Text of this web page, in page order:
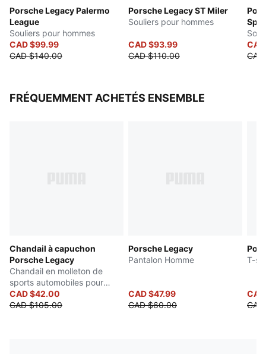
Porsche Legacy Palermo
League
Souliers pour hommes
CAD $99.99
CAD $140.00
Porsche Legacy ST Miler
Souliers pour hommes
CAD $93.99
CAD $110.00
FRÉQUEMMENT ACHETÉS ENSEMBLE
Chandail à capuchon
Porsche Legacy
Chandail en molleton de
sports automobiles pour
hommes
CAD $42.00
CAD $105.00
Porsche Legacy
Pantalon Homme
CAD $47.99
CAD $60.00
T-